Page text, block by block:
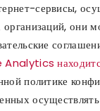
сервисы,
они
политике